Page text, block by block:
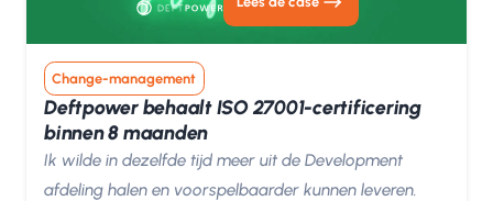
Change-management
Deftpower behaalt ISO 27001-certificering
binnen 8 maanden
Ik wilde in dezelfde tijd meer uit de Development
afdeling halen en voorspelbaarder kunnen leveren.